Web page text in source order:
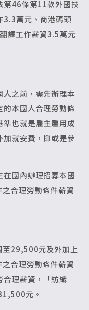
第46條第11款外國技
3.3萬元、商港碼頭
譯工作薪資3.5萬元
人之前，需先辦理本
的本國人合理勞動條
準也就是雇主雇用成
加就安費，抑或是參
國內辦理招募本國
合理勞動條件薪資
至29,500元及外加上
合理勞動條件薪資
合理薪資，「紡織
元。